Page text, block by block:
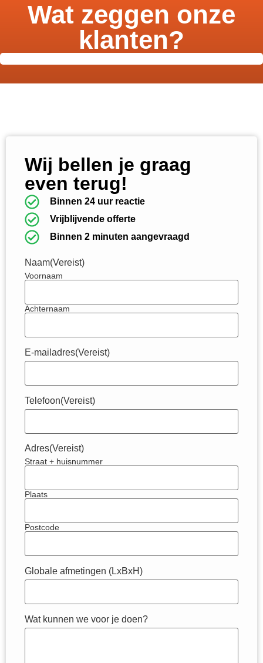
Wat zeggen onze
klanten?
Wij bellen je graag
even terug!
Binnen 24 uur reactie
Vrijblijvende offerte
Binnen 2 minuten aangevraagd
Naam(Vereist)
Voornaam
Achternaam
E-mailadres(Vereist)
Telefoon(Vereist)
Adres(Vereist)
Straat + huisnummer
Plaats
Postcode
Globale afmetingen (LxBxH)
Wat kunnen we voor je doen?